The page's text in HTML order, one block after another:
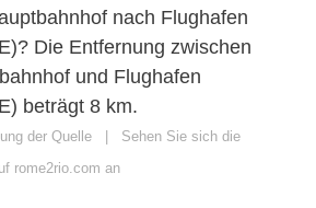
nach Flughafen
Die Entfernung zwischen
und Flughafen
beträgt 8 km.
der Quelle | Sehen Sie sich die
rome2rio.com an